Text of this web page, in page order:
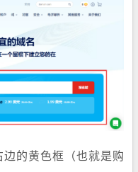
的黄色框（也就是购